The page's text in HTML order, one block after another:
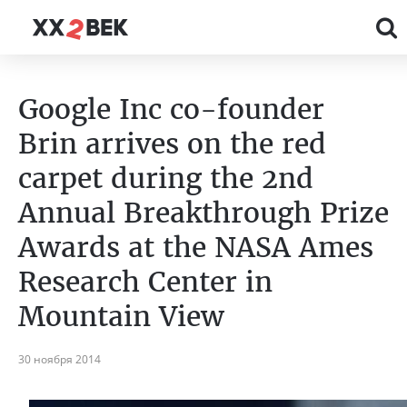
Google Inc co-founder
Brin arrives on the red
carpet during the 2nd
Annual Breakthrough Prize
Awards at the NASA Ames
Research Center in
Mountain View
30 ноября 2014